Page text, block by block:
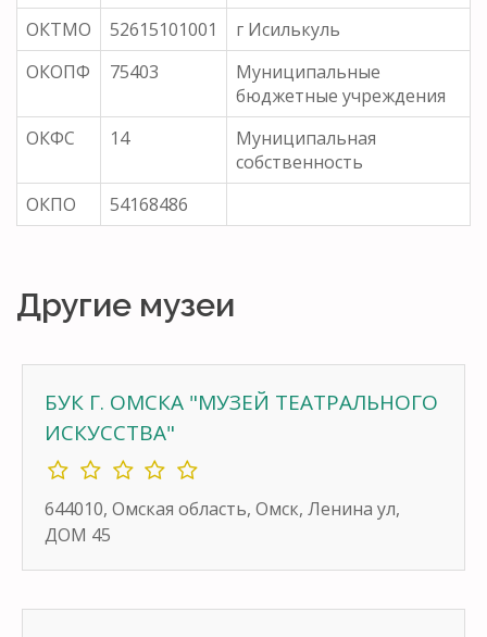
ОКТМО
52615101001
г Исилькуль
ОКОПФ
75403
Муниципальные
бюджетные учреждения
ОКФС
14
Муниципальная
собственность
ОКПО
54168486
Другие музеи
БУК Г. ОМСКА "МУЗЕЙ ТЕАТРАЛЬНОГО
ИСКУССТВА"
644010, Омская область, Омск, Ленина ул,
ДОМ 45